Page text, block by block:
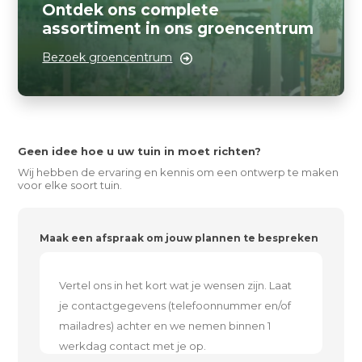
Ontdek ons complete
assortiment in ons groencentrum
Bezoek groencentrum
Geen idee hoe u uw tuin in moet richten?
Wij hebben de ervaring en kennis om een ontwerp te maken
voor elke soort tuin.
Maak een afspraak om jouw plannen te bespreken